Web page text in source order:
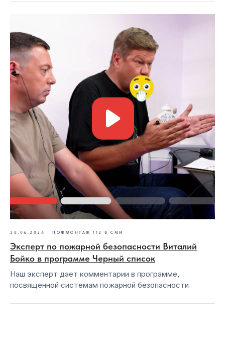
28.06.2026 ПОЖМОНТАЖ 112 В СМИ
Эксперт по пожарной безопасности Виталий
Бойко в программе Черный список
Наш эксперт дает комментарии в программе,
посвященной системам пожарной безопасности